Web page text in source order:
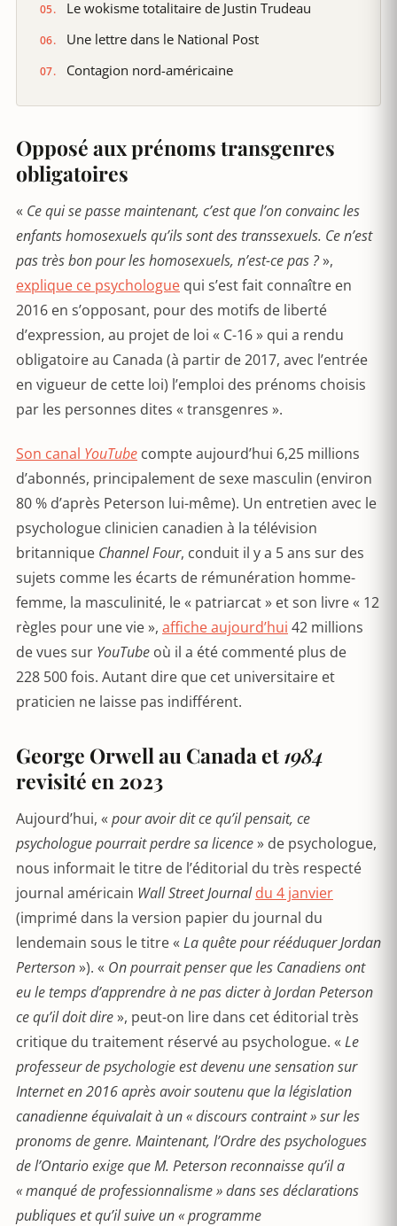
Le wokisme totalitaire de Justin Trudeau
Une lettre dans le National Post
Contagion nord-américaine
Opposé aux prénoms transgenres
obligatoires
« Ce qui se passe maintenant, c’est que l’on convainc les
enfants homosexuels qu’ils sont des transsexuels. Ce n’est
pas très bon pour les homosexuels, n’est-ce pas ?»,
explique ce psychologue qui s’est fait connaître en
2016 en s’opposant, pour des motifs de liberté
d’expression, au projet de loi « C-16 » qui a rendu
obligatoire au Canada (à partir de 2017, avec l’entrée
en vigueur de cette loi) l’emploi des prénoms choisis
par les personnes dites « transgenres ».
Son canal YouTube compte aujourd’hui 6,25 millions
d’abonnés, principalement de sexe masculin (environ
80 % d’après Peterson lui-même). Un entretien avec le
psychologue clinicien canadien à la télévision
britannique Channel Four, conduit il y a 5 ans sur des
sujets comme les écarts de rémunération homme-
femme, la masculinité, le « patriarcat » et son livre « 12
règles pour une vie », affiche aujourd’hui 42 millions
de vues sur YouTube où il a été commenté plus de
228 500 fois. Autant dire que cet universitaire et
praticien ne laisse pas indifférent.
George Orwell au Canada et1984
revisité en 2023
Aujourd’hui, « pour avoir dit ce qu’il pensait, ce
psychologue pourrait perdre sa licence» de psychologue,
nous informait le titre de l’éditorial du très respecté
journal américain Wall Street Journal du 4 janvier
(imprimé dans la version papier du journal du
lendemain sous le titre « La quête pour rééduquer Jordan
Perterson»). « On pourrait penser que les Canadiens ont
eu le temps d’apprendre à ne pas dicter à Jordan Peterson
ce qu’il doit dire», peut-on lire dans cet éditorial très
critique du traitement réservé au psychologue. « Le
professeur de psychologie est devenu une sensation sur
Internet en 2016 après avoir soutenu que la législation
canadienne équivalait à un « discours contraint » sur les
pronoms de genre. Maintenant, l’Ordre des psychologues
de l’Ontario exige que M. Peterson reconnaisse qu’il a
« manqué de professionnalisme » dans ses déclarations
publiques et qu’il suive un « programme